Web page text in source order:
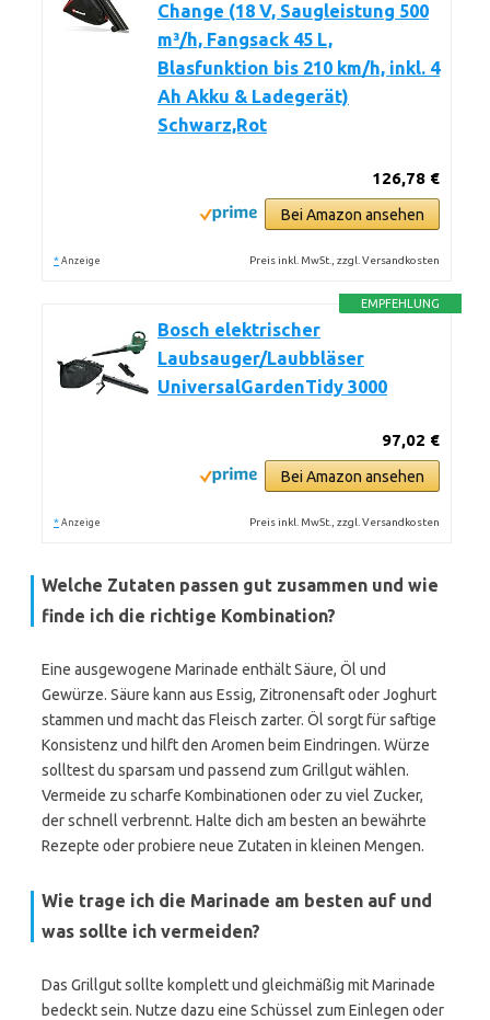
Change (18 V, Saugleistung 500
m³/h, Fangsack 45 L,
Blasfunktion bis 210 km/h, inkl. 4
Ah Akku & Ladegerät)
Schwarz,Rot
126,78 €
Bei Amazon ansehen
* Anzeige Preis inkl. MwSt., zzgl. Versandkosten
EMPFEHLUNG
Bosch elektrischer
Laubsauger/Laubbläser
UniversalGardenTidy 3000
97,02 €
Bei Amazon ansehen
* Anzeige Preis inkl. MwSt., zzgl. Versandkosten
Welche Zutaten passen gut zusammen und wie
finde ich die richtige Kombination?
Eine ausgewogene Marinade enthält Säure, Öl und
Gewürze. Säure kann aus Essig, Zitronensaft oder Joghurt
stammen und macht das Fleisch zarter. Öl sorgt für saftige
Konsistenz und hilft den Aromen beim Eindringen. Würze
solltest du sparsam und passend zum Grillgut wählen.
Vermeide zu scharfe Kombinationen oder zu viel Zucker,
der schnell verbrennt. Halte dich am besten an bewährte
Rezepte oder probiere neue Zutaten in kleinen Mengen.
Wie trage ich die Marinade am besten auf und
was sollte ich vermeiden?
Das Grillgut sollte komplett und gleichmäßig mit Marinade
bedeckt sein. Nutze dazu eine Schüssel zum Einlegen oder